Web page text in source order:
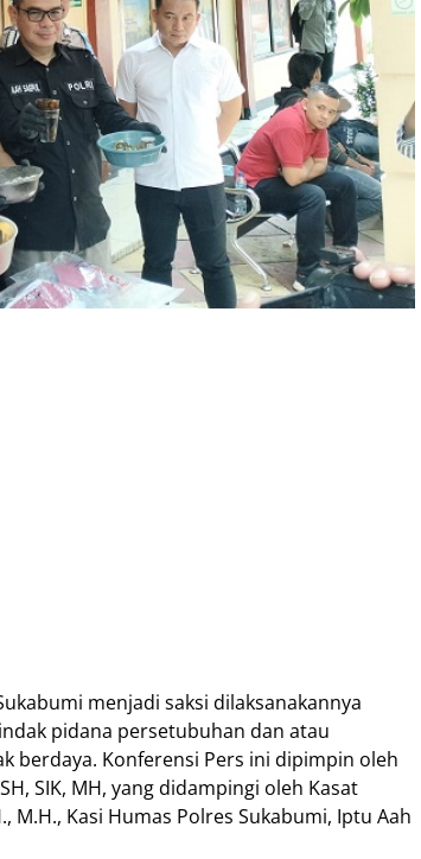
menjadi saksi dilaksanakannya
pidana persetubuhan dan atau
berdaya. Konferensi Pers ini dipimpin oleh
SIK, MH, yang didampingi oleh Kasat
M.H., Kasi Humas Polres Sukabumi, Iptu Aah